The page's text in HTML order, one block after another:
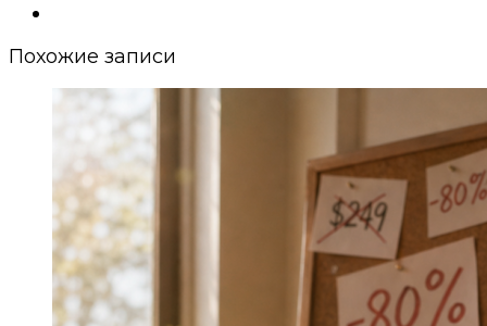
Похожие записи